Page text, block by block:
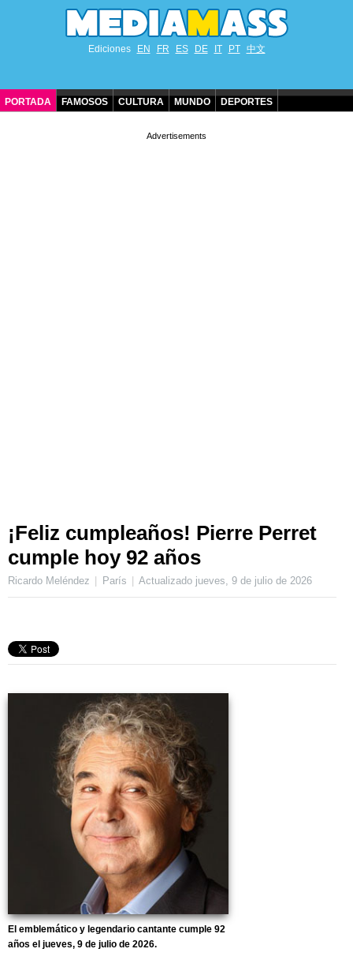
Ediciones EN FR ES DE IT PT 中文
PORTADA FAMOSOS CULTURA MUNDO DEPORTES
¡Feliz cumpleaños! Pierre Perret
cumple hoy 92 años
Ricardo Meléndez París Actualizado jueves, 9 de julio de 2026
El emblemático y legendario cantante cumple 92
años el jueves, 9 de julio de 2026.